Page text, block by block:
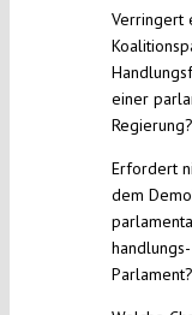
Verringert
einer
Regierung?
Erfordert
dem
Parlament?